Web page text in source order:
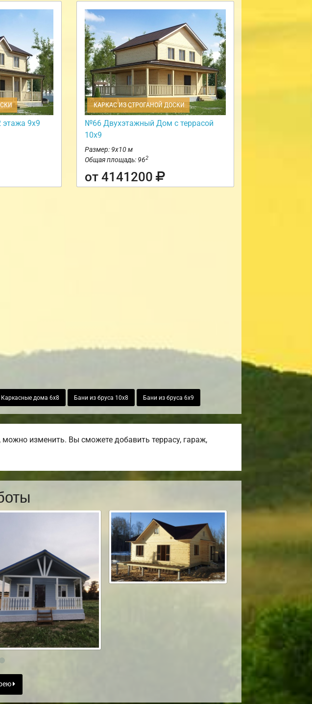
9х9
КАРКАС ИЗ СТРОГАНОЙ ДОСКИ
№66 Двухэтажный Дом с террасой
10х9
Размер: 9х10 м
Общая площадь: 962
от 4141200
Каркасные дома 6х8 Бани из бруса 10х8 Бани из бруса 6х9
изменить. Вы сможете добавить террасу, гараж,